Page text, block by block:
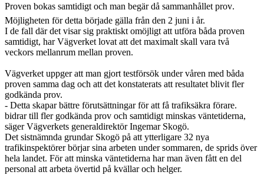
Proven bokas samtidigt och man begär då sammanhållet prov.
Möjligheten för detta började gälla från den 2 juni i år.
I de fall där det visar sig praktiskt omöjligt att utföra båda proven
samtidigt, har Vägverket lovat att det maximalt skall vara två
veckors mellanrum mellan proven.
Vägverket uppger att man gjort testförsök under våren med båda
proven samma dag och att det konstaterats att resultatet blivit fler
godkända prov.
- Detta skapar bättre förutsättningar för att få trafiksäkra förare.
bidrar till fler godkända prov och samtidigt minskas väntetiderna,
säger Vägverkets generaldirektör Ingemar Skogö.
Det sistnämnda grundar Skogö på att ytterligare 32 nya
trafikinspektörer börjar sina arbeten under sommaren, de sprids över
hela landet. För att minska väntetiderna har man även fått en del
personal att arbeta övertid på kvällar och helger.